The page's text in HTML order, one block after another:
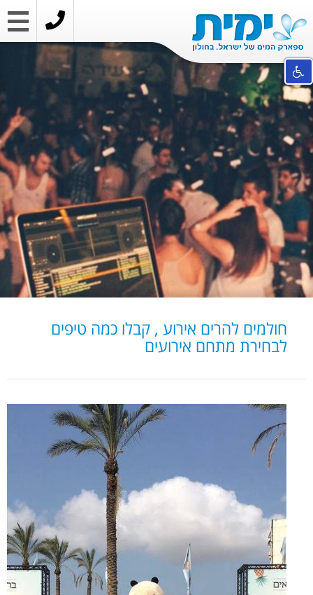
חולמים להרים אירוע , קבלו כמה טיפים
לבחירת מתחם אירועים